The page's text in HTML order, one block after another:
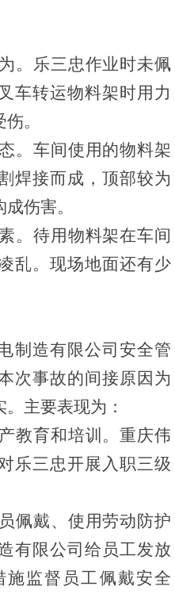
乐三忠作业时未佩
车转运物料架时用力
。
车间使用的物料架
焊接而成，顶部较为
伤害。
待用物料架在车间
乱。现场地面还有少
制造有限公司安全管
次事故的间接原因为
主要表现为：
育和培训。重庆伟
乐三忠开展入职三级
戴、使用劳动防护
有限公司给员工发放
监督员工佩戴安全